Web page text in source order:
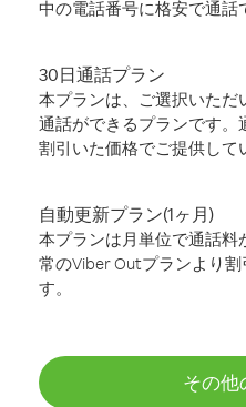
中の電話番号に格安で通話
30日通話プラン
本プランは、ご選択いただ
通話ができるプランです。
割引いた価格でご提供して
自動更新プラン(1ヶ月)
本プランは月単位で通話料
常のViber Outプランより
す。
その他